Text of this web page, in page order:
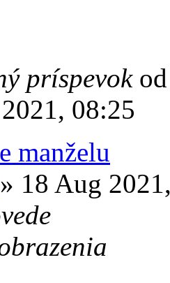
príspevok
08:25
manželu
» 18 Aug